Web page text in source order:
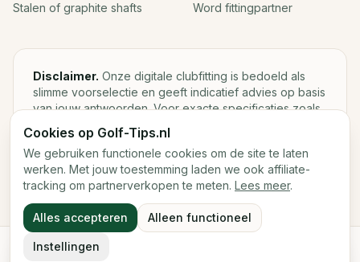
Stalen of graphite shafts
Word fittingpartner
Disclaimer. Onze digitale clubfitting is bedoeld als
slimme voorselectie en geeft indicatief advies op basis
van jouw antwoorden. Voor exacte specificaties zoals
loft, lie, shaftgewicht en swingweight blijft een fysieke
fitting met launch monitor de beste keuze.
2026Golf-Tips.nl — Het slimste golfadviesplatform van
Nederland.
Cookies op Golf-Tips.nl
We gebruiken functionele cookies om de site te laten
werken. Met jouw toestemming laden we ook affiliate-
tracking om partnerverkopen te meten. Lees meer.
Alles accepteren Alleen functioneel
Instellingen